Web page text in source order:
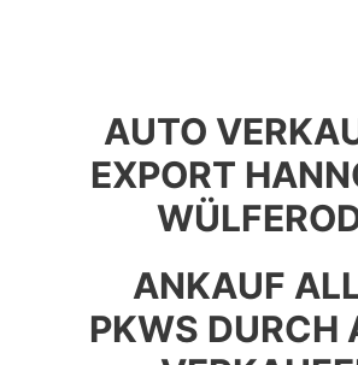
AUTO
EXPORT
ANKAUF
PKWS DURCH